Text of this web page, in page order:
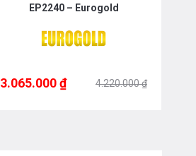
EP2240 – Eurogold
3.065.000 ₫ 4.220.000 ₫